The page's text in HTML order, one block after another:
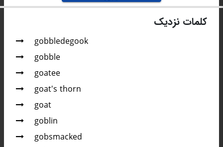
کلمات نزدیک
gobbledegook
gobble
goatee
goat's thorn
goat
goblin
gobsmacked